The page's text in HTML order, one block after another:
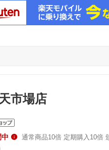
市場店
通常商品10倍 定期購入10倍